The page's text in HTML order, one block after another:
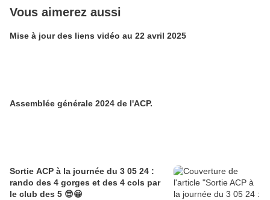
Vous aimerez aussi
Mise à jour des liens vidéo au 22 avril 2025
Assemblée générale 2024 de l'ACP.
Sortie ACP à la journée du 3 05 24 :
rando des 4 gorges et des 4 cols par
le club des 5 😎😀